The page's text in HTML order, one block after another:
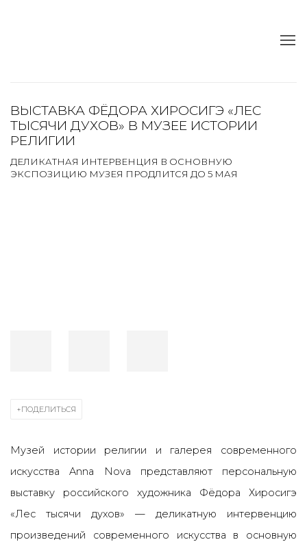
ВЫСТАВКА ФЁДОРА ХИРОСИГЭ «ЛЕС
ТЫСЯЧИ ДУХОВ» В МУЗЕЕ ИСТОРИИ
РЕЛИГИИ
ДЕЛИКАТНАЯ ИНТЕРВЕНЦИЯ В ОСНОВНУЮ
ЭКСПОЗИЦИЮ МУЗЕЯ ПРОДЛИТСЯ ДО 5 МАЯ
ПОДЕЛИТЬСЯ
Музей истории религии и галерея современного
искусства Anna Nova представляют персональную
выставку российского художника Фёдора Хиросигэ
«Лес тысячи духов» — деликатную интервенцию
произведений современного искусства в основную